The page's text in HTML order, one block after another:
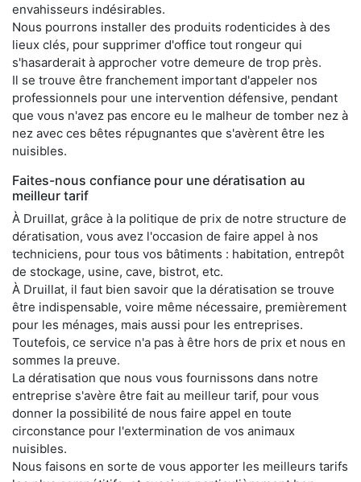
envahisseurs indésirables.
Nous pourrons installer des produits rodenticides à des
lieux clés, pour supprimer d'office tout rongeur qui
s'hasarderait à approcher votre demeure de trop près.
Il se trouve être franchement important d'appeler nos
professionnels pour une intervention défensive, pendant
que vous n'avez pas encore eu le malheur de tomber nez à
nez avec ces bêtes répugnantes que s'avèrent être les
nuisibles.
Faites-nous confiance pour une dératisation au
meilleur tarif
À Druillat, grâce à la politique de prix de notre structure de
dératisation, vous avez l'occasion de faire appel à nos
techniciens, pour tous vos bâtiments : habitation, entrepôt
de stockage, usine, cave, bistrot, etc.
À Druillat, il faut bien savoir que la dératisation se trouve
être indispensable, voire même nécessaire, premièrement
pour les ménages, mais aussi pour les entreprises.
Toutefois, ce service n'a pas à être hors de prix et nous en
sommes la preuve.
La dératisation que nous vous fournissons dans notre
entreprise s'avère être fait au meilleur tarif, pour vous
donner la possibilité de nous faire appel en toute
circonstance pour l'extermination de vos animaux
nuisibles.
Nous faisons en sorte de vous apporter les meilleurs tarifs